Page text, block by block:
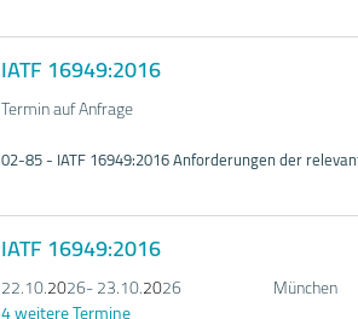
IATF 16949:2016
Termin auf Anfrage
02-85 - IATF 16949:2016 Anforderungen der
IATF 16949:2016
22.10.2026- 23.10.2026 München